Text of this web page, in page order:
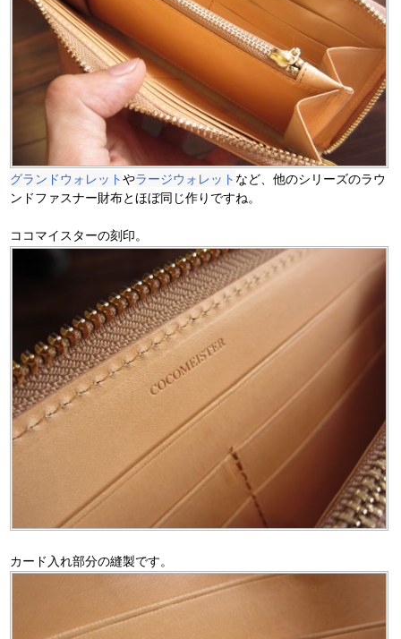
グランドウォレットやラージウォレット など、他のシリーズのラウ
ンドファスナー財布とほぼ同じ作りですね。
ココマイスターの刻印。
カード入れ部分の縫製です。